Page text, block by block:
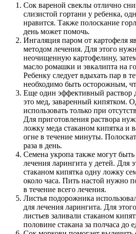
Сок вареной свеклы отлично
слизистой гортани у ребенка,
нравится. Также полоскание
день может помочь.
Ингаляция паром от картофеля
методом лечения. Для этого
неочищенную картофелину,
масло ромашки и эвкалипта на
Ребенку следует вдыхать пар в
необходимо быть осторожным,
Еще один эффективный раствор
это мед, заваренный кипятком.
использовать только при
Для приготовления раствора
ложку меда стаканом кипятка и
огне в течение минуты.
раза в день.
Семена укропа также могут
лечения ларингита у детей. Для
стаканом кипятка одну ложку
около часа. Пить настой нужно
в течение всего лечения.
Листья подорожника
для лечения ларингита. Для
листьев заливали стаканом
половине стакана за полчаса до